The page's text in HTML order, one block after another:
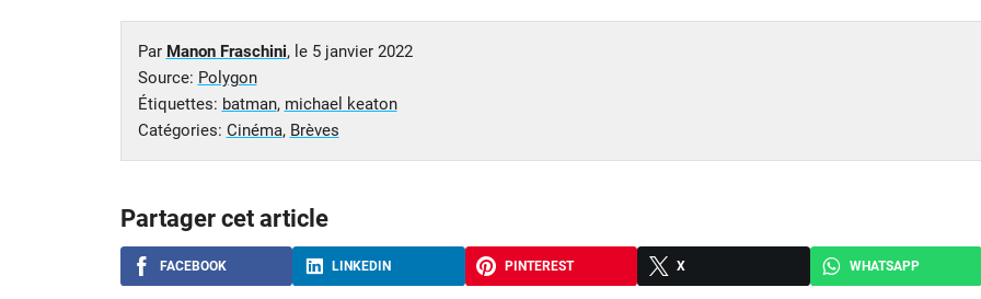
Par Manon Fraschini, le 5 janvier 2022
Source: Polygon
Étiquettes: batman, michael keaton
Catégories: Cinéma, Brèves
Partager cet article
FACEBOOK LINKEDIN PINTEREST X WHATSAPP